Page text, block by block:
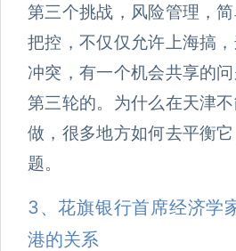
第三个挑战，风险管理，
把控，不仅仅允许上海搞
冲突，有一个机会共享的
第三轮的。为什么在天津
做，很多地方如何去平衡
题。
3、花旗银行首席经济学
港的关系